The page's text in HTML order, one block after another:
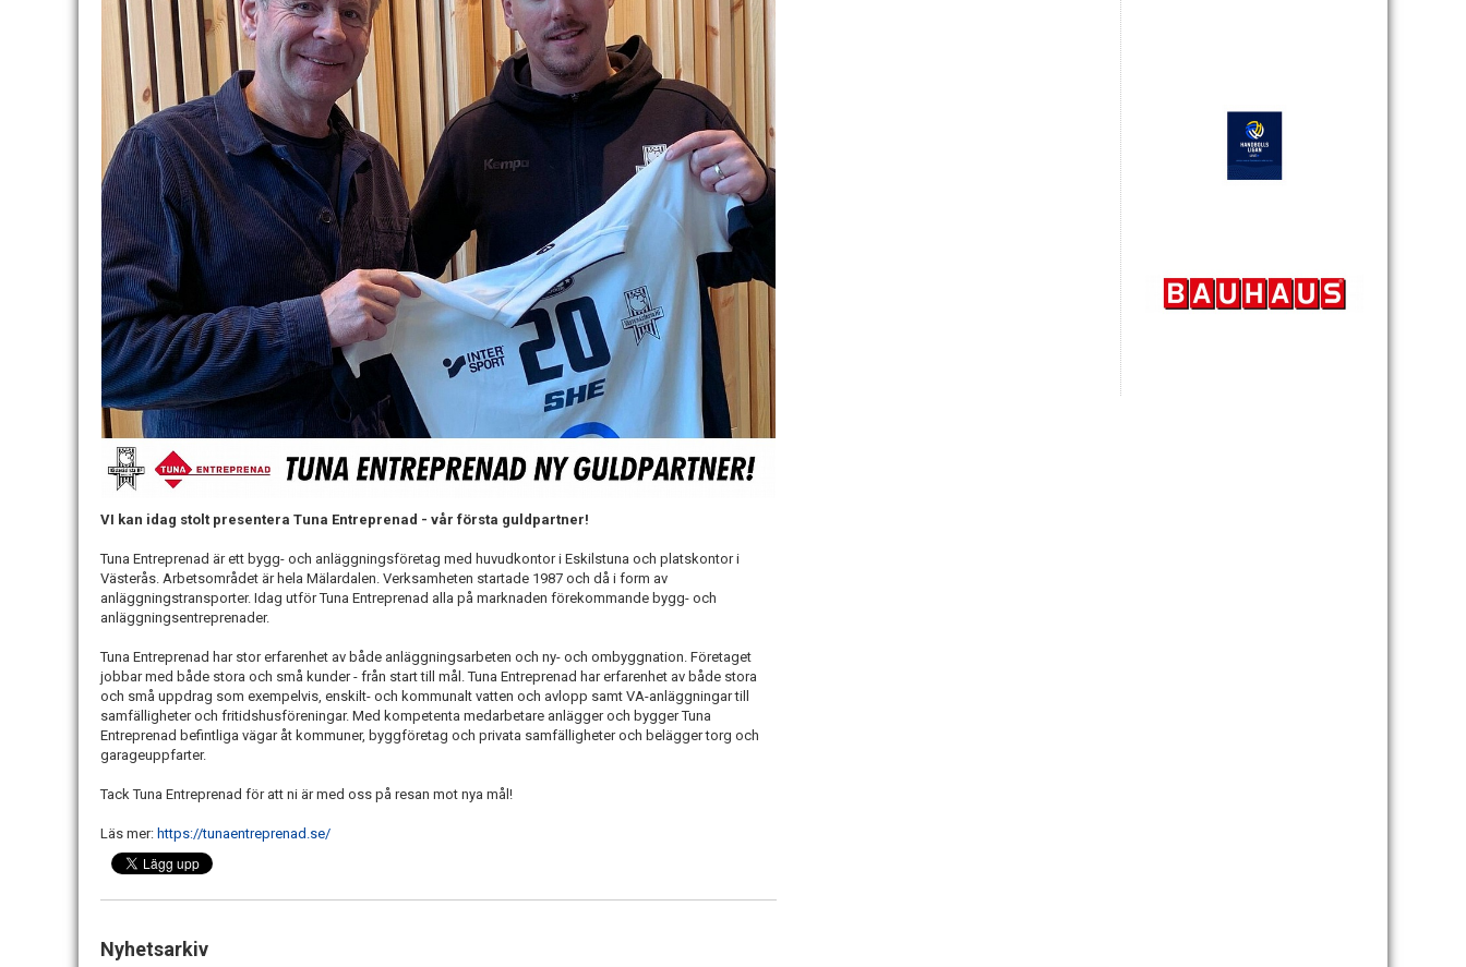
VI kan idag stolt presentera Tuna Entreprenad - vår första guldpartner!
Tuna Entreprenad är ett bygg- och anläggningsföretag med huvudkontor i Eskilstuna och platskontor i
Västerås. Arbetsområdet är hela Mälardalen. Verksamheten startade 1987 och då i form av
anläggningstransporter. Idag utför Tuna Entreprenad alla på marknaden förekommande bygg- och
anläggningsentreprenader.
Tuna Entreprenad har stor erfarenhet av både anläggningsarbeten och ny- och ombyggnation. Företaget
jobbar med både stora och små kunder - från start till mål. Tuna Entreprenad har erfarenhet av både stora
och små uppdrag som exempelvis, enskilt- och kommunalt vatten och avlopp samt VA-anläggningar till
samfälligheter och fritidshusföreningar. Med kompetenta medarbetare anlägger och bygger Tuna
Entreprenad befintliga vägar åt kommuner, byggföretag och privata samfälligheter och belägger torg och
garageuppfarter.
Tack Tuna Entreprenad för att ni är med oss på resan mot nya mål!
Läs mer: https://tunaentreprenad.se/
Nyhetsarkiv